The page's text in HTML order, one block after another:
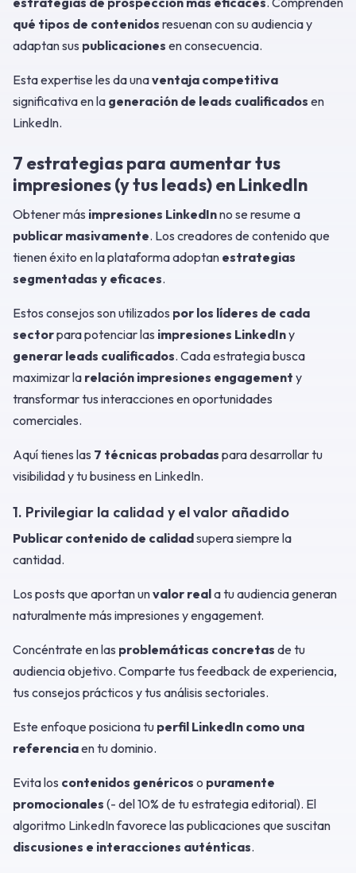
qué tipos de contenidos resuenan con su audiencia y
adaptan sus publicaciones en consecuencia.
Esta expertise les da unaventaja competitiva
significativa en la generación de leads cualificados en
LinkedIn.
7 estrategias para aumentar tus
impresiones (y tus leads) en LinkedIn
Obtener más impresiones LinkedInno se resume a
publicar masivamente. Los creadores de contenido que
tienen éxito en la plataforma adoptan estrategias
segmentadas y eficaces.
Estos consejos son utilizados por los líderes de cada
sectorpara potenciar las impresiones LinkedIny
generar leads cualificados. Cada estrategia busca
maximizar la relación impresiones engagement y
transformar tus interacciones en oportunidades
comerciales.
Aquí tienes las 7 técnicas probadas para desarrollar tu
visibilidad y tu business en LinkedIn.
1. Privilegiar la calidad y el valor añadido
Publicar contenido de calidadsupera siempre la
cantidad.
Los posts que aportan unvalor reala tu audiencia generan
naturalmente más impresiones y engagement.
Concéntrate en las problemáticas concretas de tu
audiencia objetivo. Comparte tus feedback de experiencia,
tus consejos prácticos y tus análisis sectoriales.
Este enfoque posiciona tu perfil LinkedIn como una
referenciaen tu dominio.
Evita los contenidos genéricos o puramente
promocionales (- del 10% de tu estrategia editorial). El
algoritmo LinkedIn favorece las publicaciones que suscitan
discusiones e interacciones auténticas.